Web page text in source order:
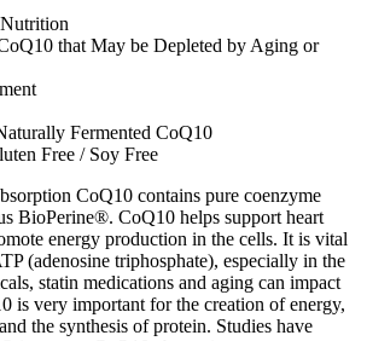
that May be Depleted by Aging or
Fermented CoQ10
Free / Soy Free
CoQ10 contains pure coenzyme
BioPerine®. CoQ10 helps support heart
energy production in the cells. It is vital
(adenosine triphosphate), especially in the
statin medications and aging can impact
is very important for the creation of energy,
the synthesis of protein. Studies have